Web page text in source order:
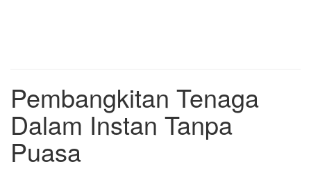
Pembangkitan Tenaga
Dalam Instan Tanpa
Puasa